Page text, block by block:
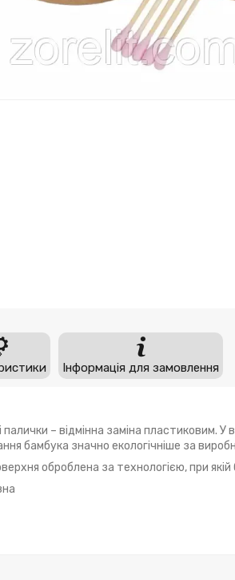
Інформація для замовлення
палички – відмінна заміна пластиковим.
бамбука значно екологічніше за
оброблена за технологією, при